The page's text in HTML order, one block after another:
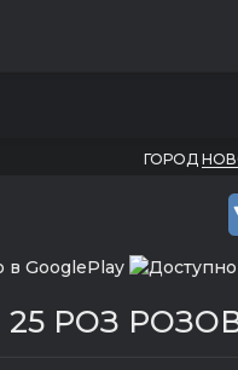
ГОРОД
25 РОЗ